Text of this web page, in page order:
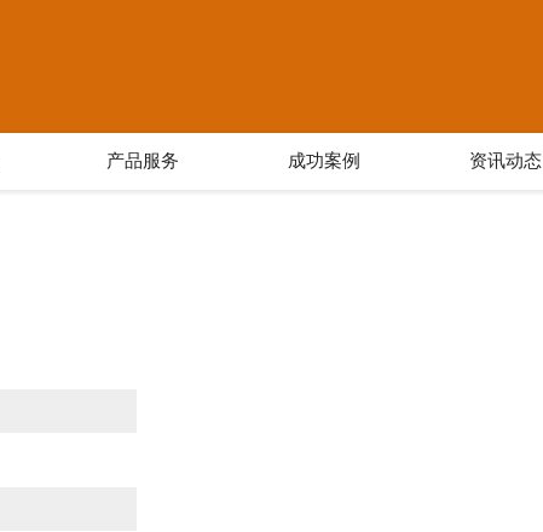
产品服务 成功案例 资讯动态